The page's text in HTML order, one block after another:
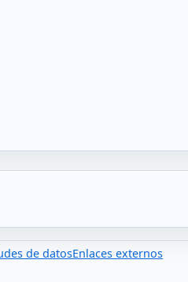
de datosEnlaces externos